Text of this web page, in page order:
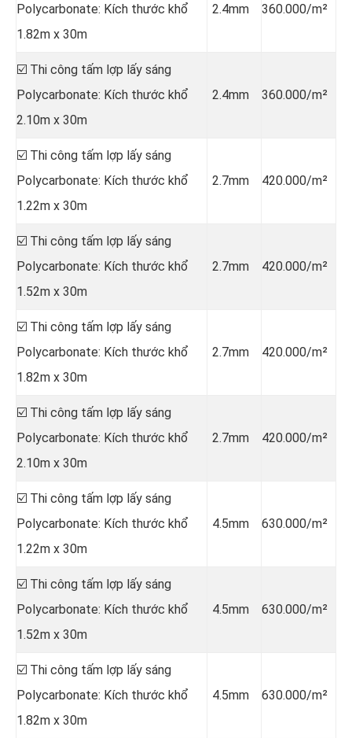
Polycarbonate: Kích thước khổ
1.82m x 30m
2.4mm 360.000/m²
☑️ Thi công tấm lợp lấy sáng
Polycarbonate: Kích thước khổ
2.10m x 30m
2.4mm 360.000/m²
☑️ Thi công tấm lợp lấy sáng
Polycarbonate: Kích thước khổ
1.22m x 30m
2.7mm 420.000/m²
☑️ Thi công tấm lợp lấy sáng
Polycarbonate: Kích thước khổ
1.52m x 30m
2.7mm 420.000/m²
☑️ Thi công tấm lợp lấy sáng
Polycarbonate: Kích thước khổ
1.82m x 30m
2.7mm 420.000/m²
☑️ Thi công tấm lợp lấy sáng
Polycarbonate: Kích thước khổ
2.10m x 30m
2.7mm 420.000/m²
☑️ Thi công tấm lợp lấy sáng
Polycarbonate: Kích thước khổ
1.22m x 30m
4.5mm 630.000/m²
☑️ Thi công tấm lợp lấy sáng
Polycarbonate: Kích thước khổ
1.52m x 30m
4.5mm 630.000/m²
☑️ Thi công tấm lợp lấy sáng
Polycarbonate: Kích thước khổ
1.82m x 30m
4.5mm 630.000/m²